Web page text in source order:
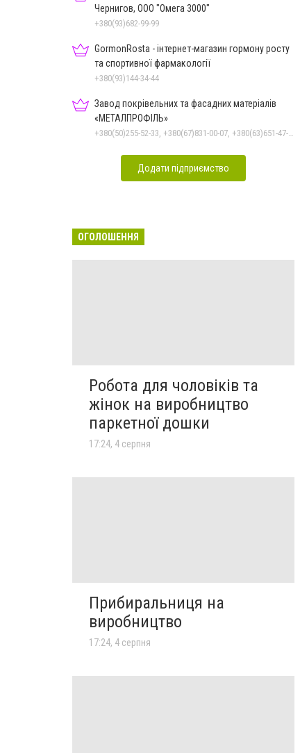
Чернигов, ООО "Омега 3000"
+380(93)682-99-99
GormonRosta - інтернет-магазин гормону росту
та спортивної фармакології
+380(93)144-34-44
Завод покрівельних та фасадних матеріалів
«МЕТАЛПРОФІЛЬ»
Додати підприємство
ОГОЛОШЕННЯ
Робота для чоловіків та
жінок на виробництво
паркетної дошки
17:24, 4 серпня
Прибиральниця на
виробництво
17:24, 4 серпня